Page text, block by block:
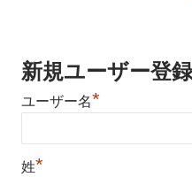
新規ユーザー登録
ユーザー名*
姓*